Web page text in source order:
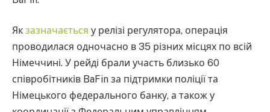
Як зазначається у релізі регулятора, операція
проводилася одночасно в 35 різних місцях по всій
Німеччині. У рейді брали участь близько 60
співробітників BaFin за підтримки поліції та
Німецького федерального банку, а також у